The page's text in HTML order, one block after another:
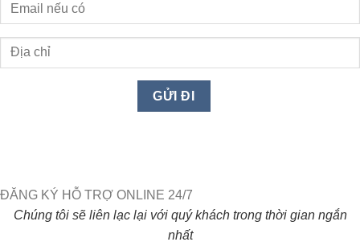
ĐĂNG KÝ HỖ TRỢ ONLINE 24/7
Chúng tôi sẽ liên lạc lại với quý khách trong thời gian ngắn
nhất